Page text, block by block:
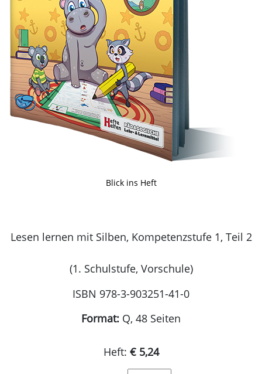
Blick ins Heft
Lesen lernen mit Silben, Kompetenzstufe 1, Teil 2
(1. Schulstufe, Vorschule)
ISBN 978-3-903251-41-0
Format: Q, 48 Seiten
Heft: € 5,24